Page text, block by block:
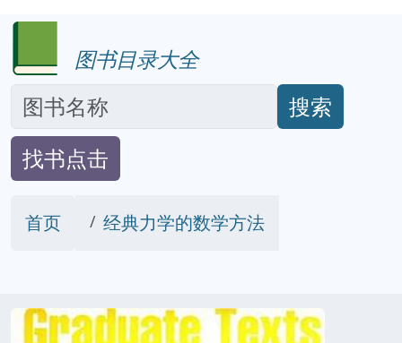
图书目录大全
搜索
找书点击
首页 经典力学的数学方法